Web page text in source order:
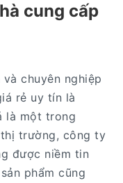
cung cấp
chuyên nghiệp
rẻ uy tín là
là một trong
trường, công ty
được niềm tin
phẩm cũng